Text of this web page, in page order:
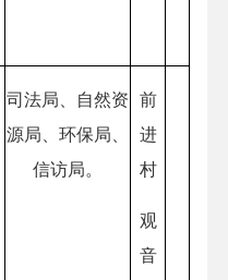
司法局、自然资
源局、环保局、
信访局。
前
进
村
观
音